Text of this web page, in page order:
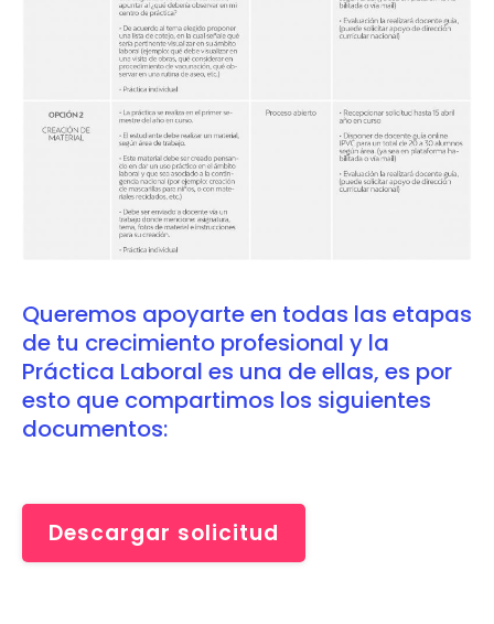
Queremos apoyarte en todas las etapas
de tu crecimiento profesional y la
Práctica Laboral es una de ellas, es por
esto que compartimos los siguientes
documentos:
Descargar solicitud